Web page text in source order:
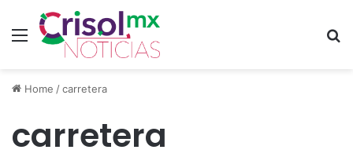
Menu
Home /carretera
carretera